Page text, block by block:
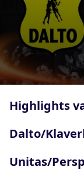
Highlights
Dalto/
Unitas/